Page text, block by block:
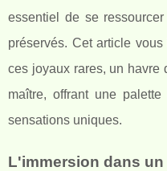
essentiel de se
préservés. Cet article
ces joyaux rares, un havre
maître, offrant une
sensations uniques.
L'immersion dans